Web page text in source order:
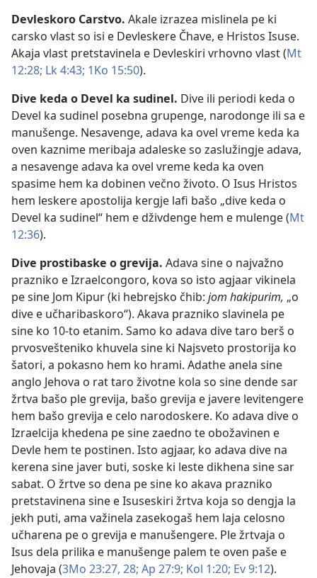
Devleskoro Carstvo. Akale izrazea mislinela pe ki
carsko vlast so isi e Devleskere Čhave, e Hristos Isuse.
Akaja vlast pretstavinela e Devleskiri vrhovno vlast (Mt
12:28; Lk 4:43; 1Ko 15:50).
Dive keda o Devel ka sudinel. Dive ili periodi keda o
Devel ka sudinel posebna grupenge, narodonge ili sa e
manušenge. Nesavenge, adava ka ovel vreme keda ka
oven kaznime meribaja adaleske so zaslužingje adava,
a nesavenge adava ka ovel vreme keda ka oven
spasime hem ka dobinen večno životo. O Isus Hristos
hem leskere apostolija kergje lafi bašo „dive keda o
Devel ka sudinel“ hem e dživdenge hem e mulenge (Mt
12:36).
Dive prostibaske o grevija. Adava sine o najvažno
prazniko e Izraelcongoro, kova so isto agjaar vikinela
pe sine Jom Kipur (ki hebrejsko čhib: jom hakipurim, „o
dive e učharibaskoro“). Akava prazniko slavinela pe
sine ko 10-to etanim. Samo ko adava dive taro berš o
prvosvešteniko khuvela sine ki Najsveto prostorija ko
šatori, a pokasno hem ko hrami. Adathe anela sine
anglo Jehova o rat taro životne kola so sine dende sar
žrtva bašo ple grevija, bašo grevija e javere levitengere
hem bašo grevija e celo narodoskere. Ko adava dive o
Izraelcija khedena pe sine zaedno te obožavinen e
Devle hem te postinen. Isto agjaar, ko adava dive na
kerena sine javer buti, soske ki leste dikhena sine sar
sabat. O žrtve so dena pe sine ko akava prazniko
pretstavinena sine e Isuseskiri žrtva koja so dengja la
jekh puti, ama važinela zasekogaš hem laja celosno
učharena pe o grevija e manušengere. Ple žrtvaja o
Isus dela prilika e manušenge palem te oven paše e
Jehovaja (3Mo 23:27, 28; Ap 27:9; Kol 1:20; Ev 9:12).